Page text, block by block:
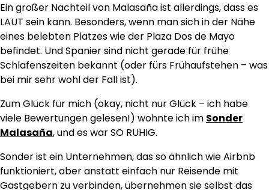
Ein großer Nachteil von Malasaña ist allerdings, dass es
LAUT sein kann. Besonders, wenn man sich in der Nähe
eines belebten Platzes wie der Plaza Dos de Mayo
befindet. Und Spanier sind nicht gerade für frühe
Schlafenszeiten bekannt (oder fürs Frühaufstehen – was
bei mir sehr wohl der Fall ist).
Zum Glück für mich (okay, nicht nur Glück – ich habe
viele Bewertungen gelesen!) wohnte ich im Sonder
Malasaña, und es war SO RUHIG.
Sonder ist ein Unternehmen, das so ähnlich wie Airbnb
funktioniert, aber anstatt einfach nur Reisende mit
Gastgebern zu verbinden, übernehmen sie selbst das